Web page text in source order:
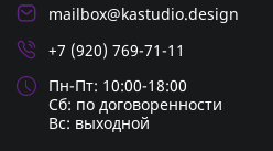
mailbox@kastudio.design
+7 (920) 769-71-11
Пн-Пт: 10:00-18:00
Cб: по договоренности
Вс: выходной